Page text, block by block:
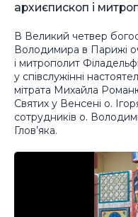
архиєпископ і
В Великий четвер
Володимира в Парижі
і митрополит
у співслужінні
мітрата Михайла
Святих у Венсені о.
сотрудників о.
Глов’яка.